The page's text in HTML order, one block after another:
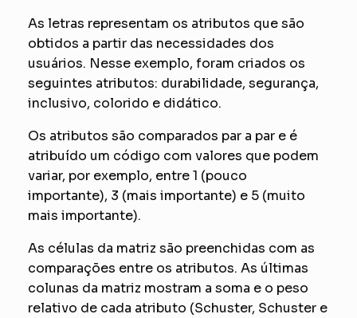
As letras representam os atributos que são
obtidos a partir das necessidades dos
usuários. Nesse exemplo, foram criados os
seguintes atributos: durabilidade, segurança,
inclusivo, colorido e didático.
Os atributos são comparados par a par e é
atribuído um código com valores que podem
variar, por exemplo, entre 1 (pouco
importante), 3 (mais importante) e 5 (muito
mais importante).
As células da matriz são preenchidas com as
comparações entre os atributos. As últimas
colunas da matriz mostram a soma e o peso
relativo de cada atributo (Schuster, Schuster e